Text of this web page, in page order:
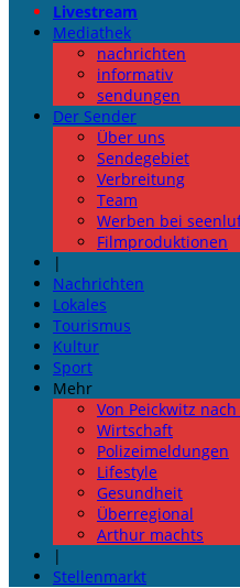
Livestream
Mediathek
nachrichten
informativ
sendungen
Der Sender
Über uns
Sendegebiet
Verbreitung
Team
Werben bei
Filmproduktionen
|
Nachrichten
Lokales
Tourismus
Kultur
Sport
Mehr
Von Peickwitz
Wirtschaft
Polizeimeldungen
Lifestyle
Gesundheit
Überregional
Arthur machts
|
Stellenmarkt